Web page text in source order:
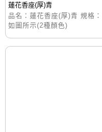
蓮花香座(厚)青
品名：蓮花香座(厚)青 規格：
如圖所示(2種顏色)